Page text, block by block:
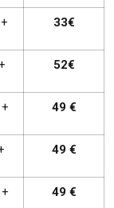
33€
52€
49 €
49 €
49 €